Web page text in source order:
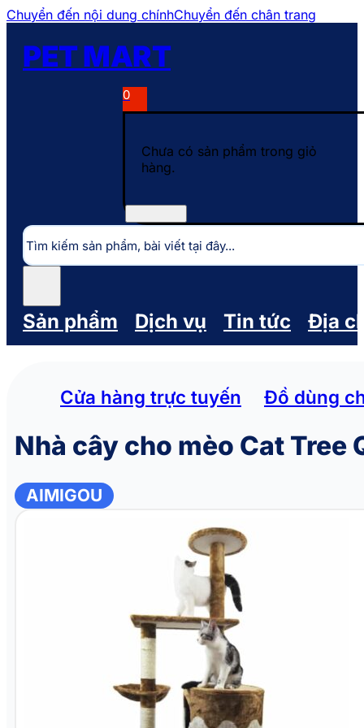
Chuyển đến nội dung chínhChuyển đến chân trang
PET MART
Tìm
kiếm
0
Chưa có sản phẩm trong giỏ
hàng.
Sản phẩm Dịch vụ Tin tức Địa
Cửa hàng trực tuyến Đồ dùng
Nhà cây cho mèo Cat Tree
AIMIGOU